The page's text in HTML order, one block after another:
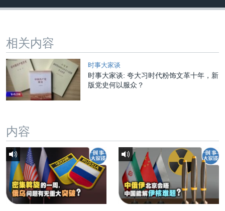
相关内容
时事大家谈
时事大家谈: 夸大习时代粉饰文革十年，新
版党史何以服众？
内容